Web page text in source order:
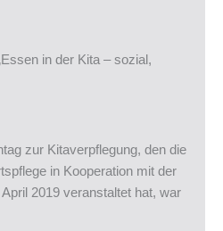
in der Kita – sozial,
zur Kitaverpflegung, den die
in Kooperation mit der
2019 veranstaltet hat, war